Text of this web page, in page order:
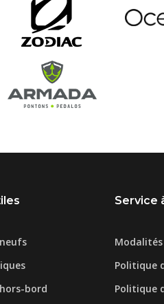
bord
Service
Modalités
Politique
Politique